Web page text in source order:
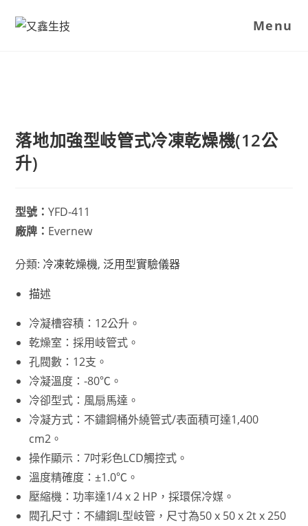
Menu
落地加強型岐管式冷凍乾燥機(12公
升)
型號：YFD-411
廠牌： Evernew
分類: 冷凍乾燥機, 泛用型實驗儀器
描述
冷凝槽容積：12公升。
乾燥室：採用岐管式。
孔閥數：12支。
冷凝溫度：-80℃。
冷卻型式：風扇馬達。
冷凝方式：不鏽鋼桶外繞管式/表面積可達1,400
cm2。
操作顯示：7吋彩色LCD觸控式。
溫度精確度：±1.0℃。
壓縮機：功率達1/4 x 2 HP，採環保冷媒。
閥孔尺寸：不繡鋼L型岐管，尺寸為50 x 50 x 2t x 250